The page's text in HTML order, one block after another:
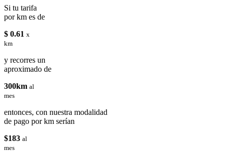
Si tu tarifa
por km es de
$ 0.61 x
km
y recorres un
aproximado de
300km al
mes
entonces, con nuestra modalidad
de pago por km serían
$183 al
mes